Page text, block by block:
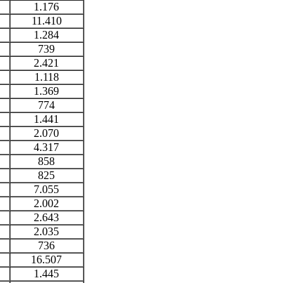
1.176
11.410
1.284
739
2.421
1.118
1.369
774
1.441
2.070
4.317
858
825
7.055
2.002
2.643
2.035
736
16.507
1.445